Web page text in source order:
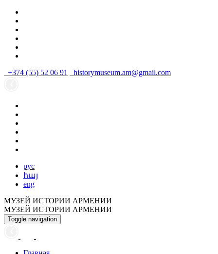
+374 (55) 52 06 91 historymuseum.am@gmail.com
рус
հայ
eng
МУЗЕЙ ИСТОРИИ АРМЕНИИ
МУЗЕЙ ИСТОРИИ АРМЕНИИ
Toggle navigation